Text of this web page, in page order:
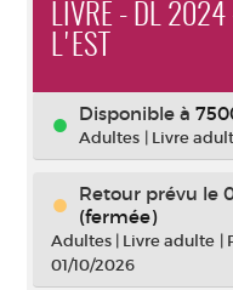
LIVRE - DL 2024
L'EST
Disponible à
Adultes | Livre
Retour prévu le
(fermée)
Adultes | Livre adulte |
01/10/2026